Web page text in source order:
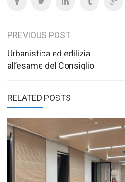
Post
navigation
PREVIOUS POST
Urbanistica ed edilizia
all’esame del Consiglio
RELATED POSTS